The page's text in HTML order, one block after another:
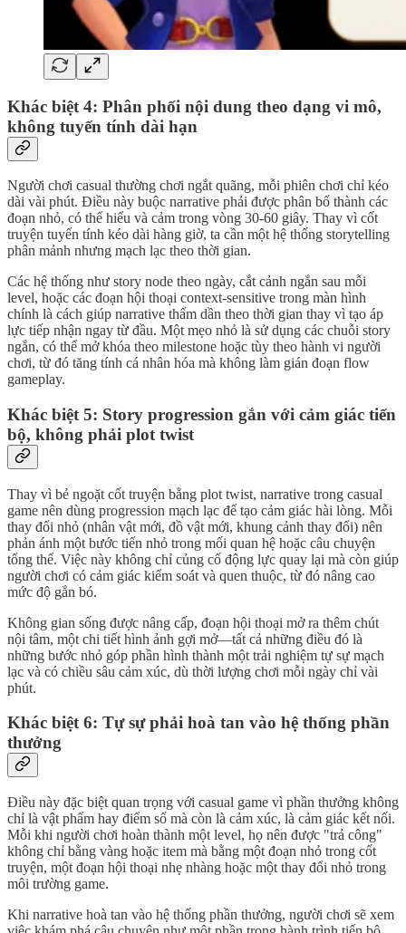
Khác biệt 4: Phân phối nội dung theo dạng vi mô,
không tuyến tính dài hạn
Người chơi casual thường chơi ngắt quãng, mỗi phiên chơi chỉ kéo
dài vài phút. Điều này buộc narrative phải được phân bổ thành các
đoạn nhỏ, có thể hiểu và cảm trong vòng 30-60 giây. Thay vì cốt
truyện tuyến tính kéo dài hàng giờ, ta cần một hệ thống storytelling
phân mảnh nhưng mạch lạc theo thời gian.
Các hệ thống như story node theo ngày, cắt cảnh ngắn sau mỗi
level, hoặc các đoạn hội thoại context-sensitive trong màn hình
chính là cách giúp narrative thấm dần theo thời gian thay vì tạo áp
lực tiếp nhận ngay từ đầu. Một mẹo nhỏ là sử dụng các chuỗi story
ngắn, có thể mở khóa theo milestone hoặc tùy theo hành vi người
chơi, từ đó tăng tính cá nhân hóa mà không làm gián đoạn flow
gameplay.
Khác biệt 5: Story progression gắn với cảm giác tiến
bộ, không phải plot twist
Thay vì bẻ ngoặt cốt truyện bằng plot twist, narrative trong casual
game nên dùng progression mạch lạc để tạo cảm giác hài lòng. Mỗi
thay đổi nhỏ (nhân vật mới, đồ vật mới, khung cảnh thay đổi) nên
phản ánh một bước tiến nhỏ trong mối quan hệ hoặc câu chuyện
tổng thể. Việc này không chỉ củng cố động lực quay lại mà còn giúp
người chơi có cảm giác kiểm soát và quen thuộc, từ đó nâng cao
mức độ gắn bó.
Không gian sống được nâng cấp, đoạn hội thoại mở ra thêm chút
nội tâm, một chi tiết hình ảnh gợi mở—tất cả những điều đó là
những bước nhỏ góp phần hình thành một trải nghiệm tự sự mạch
lạc và có chiều sâu cảm xúc, dù thời lượng chơi mỗi ngày chỉ vài
phút.
Khác biệt 6: Tự sự phải hoà tan vào hệ thống phần
thưởng
Điều này đặc biệt quan trọng với casual game vì phần thưởng không
chỉ là vật phẩm hay điểm số mà còn là cảm xúc, là cảm giác kết nối.
Mỗi khi người chơi hoàn thành một level, họ nên được "trả công"
không chỉ bằng vàng hoặc item mà bằng một đoạn nhỏ trong cốt
truyện, một đoạn hội thoại nhẹ nhàng hoặc một thay đổi nhỏ trong
môi trường game.
Khi narrative hoà tan vào hệ thống phần thưởng, người chơi sẽ xem